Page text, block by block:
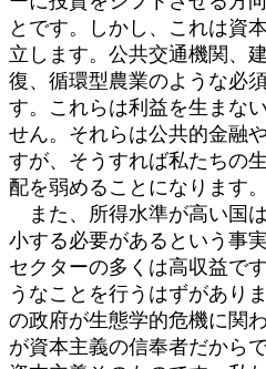
とです。しかし、これは資
立します。公共交通機関、
復、循環型農業のような必
す。これらは利益を生まな
せん。それらは公共的金融
すが、そうすれば私たちの
配を弱めることになります。
また、所得水準が高い国
小する必要があるという事
セクターの多くは高収益で
うなことを行うはずがあり
の政府が生態学的危機に関
が資本主義の信奉者だから